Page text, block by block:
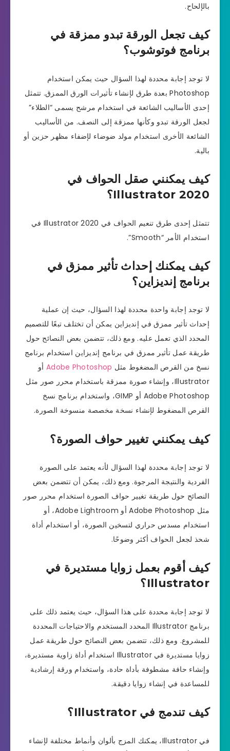
بالإلحاح.
كيف تجعل الورقة تبدو ممزقة في
برنامج فوتوشوب؟
لا توجد إجابة محددة لهذا السؤال حيث يمكن استخدام
Photoshop بعدة طرق لإنشاء تأثيرات الورق الممزق. تتمثل
إحدى الأساليب الشائعة في استخدام مرشح يسمى “الطلاء”
لجعل الورقة تبدو وكأنها ممزقة إلى النصف. من الأساليب
الشائعة الأخرى استخدام مولد ضوضاء لإضفاء مظهر حزين أو
بالية.
كيف يمكنني صقل الحواف في
Illustrator 2020؟
تتمثل إحدى طرق تنعيم الحواف في Illustrator 2020 في
استخدام الأمر “Smooth”.
كيف يمكنك إحداث تأثير ممزق في
برنامج إنديزاين؟
لا توجد إجابة واحدة محددة لهذا السؤال، حيث إن عملية
إحداث تأثير ممزق في إنديزاين يمكن أن تختلف تبعًا للتصميم
المحدد الذي تعمل عليه. ومع ذلك، تتضمن بعض النصائح حول
طريقة عمل تأثير ممزق في برنامج إنديزاين استخدام برنامج
نسخ من القرص المضغوط مثل Adobe Photoshop أو
Illustrator، وإنشاء صورة ممزقة باستخدام محرر صور مثل
Adobe Photoshop أو GIMP، واستخدام برنامج نسخ
القرص المضغوط لإنشاء نسخة مخصصة منسوخة الصورة.
كيف يمكنني تغيير حواف الصورة؟
لا توجد إجابة محددة لهذا السؤال لأنه يعتمد على الصورة
الفردية والنتيجة المرجوة. ومع ذلك، يمكن أن تتضمن بعض
النصائح حول طريقة تغيير حواف الصورة استخدام محرر صور
مثل Adobe Photoshop أو Adobe Lightroom، أو
استخدام مسدس حراري لتسخين الصورة، أو استخدام أداة
شحذ لجعل الحواف أكثر وضوحًا.
كيف أقوم بعمل زوايا مستديرة في
Illustrator؟
لا توجد إجابة محددة على هذا السؤال، حيث يعتمد ذلك على
برنامج Illustrator المحدد المستخدم والاحتياجات المحددة
للمشروع. ومع ذلك، تتضمن بعض النصائح حول طريقة عمل
زوايا مستديرة في Illustrator استخدام أداة زاوية مستديرة،
وإنشاء حافة مشطوفة بأداة حادة، واستخدام ورقة إرشادية
للمساعدة في إنشاء زوايا دقيقة.
كيف تندمج في Illustrator؟
في Illustrator، يمكنك المزج بألوان وأنماط مختلفة لإنشاء